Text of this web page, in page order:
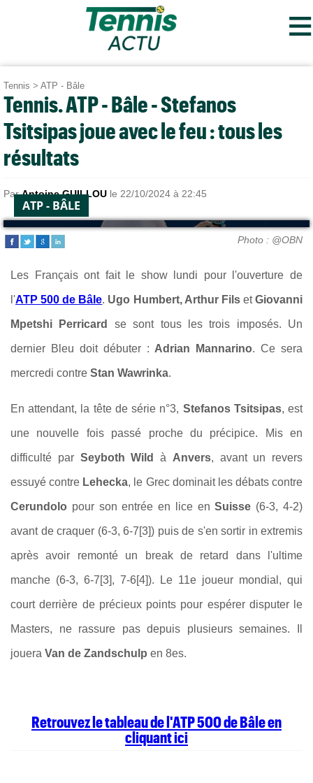
≡
Tennis > ATP - Bâle
Tennis. ATP - Bâle - Stefanos
Tsitsipas joue avec le feu : tous les
résultats
ParAntoine GUILLOU le 22/10/2024 à 22:45
ATP - BÂLE
Photo : @OBN
Les Français ont fait le show lundi pour l'ouverture de
l'ATP 500 de Bâle. Ugo Humbert, Arthur Fils etGiovanni
Mpetshi Perricard se sont tous les trois imposés. Un
dernier Bleu doit débuter : Adrian Mannarino. Ce sera
mercredi contre Stan Wawrinka.
En attendant, la tête de série n°3, Stefanos Tsitsipas, est
une nouvelle fois passé proche du précipice. Mis en
difficulté parSeyboth Wild à Anvers, avant un revers
essuyé contre Lehecka, le Grec dominait les débats contre
Cerundolo pour son entrée en lice enSuisse (6-3, 4-2)
avant de craquer (6-3, 6-7[3]) puis de s'en sortir in extremis
après avoir remonté un break de retard dans l'ultime
manche (6-3, 6-7[3], 7-6[4]). Le 11e joueur mondial, qui
court derrière de précieux points pour espérer disputer le
Masters, ne rassure pas depuis plusieurs semaines. Il
jouera Van de Zandschulp en 8es.
Retrouvez le tableau de l'ATP 500 de Bâle en
cliquant ici